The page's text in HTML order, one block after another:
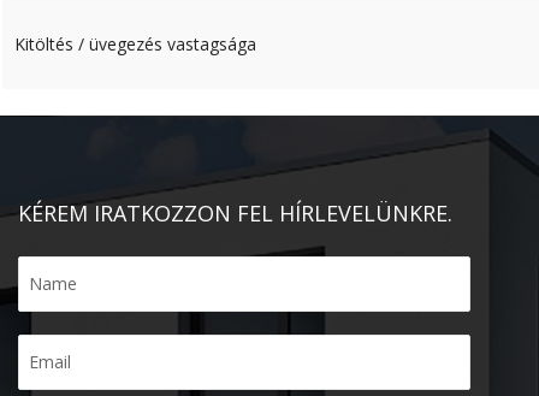
Kitöltés / üvegezés vastagsága
KÉREM IRATKOZZON FEL HÍRLEVELÜNKRE.